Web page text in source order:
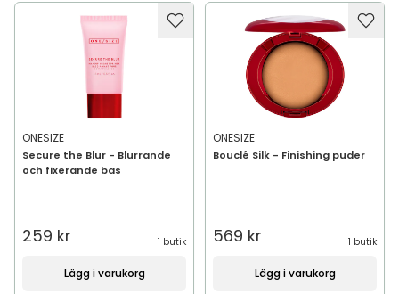
ONESIZE
Secure the Blur - Blurrande
och fixerande bas
259 kr 1 butik
Lägg i varukorg
ONESIZE
Bouclé Silk - Finishing puder
569 kr 1 butik
Lägg i varukorg